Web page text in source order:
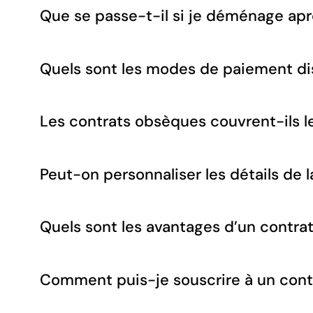
Que se passe-t-il si je déménage
Quels sont les modes de paiement
Les contrats obsèques couvrent-ils
Peut-on personnaliser les détails de
Quels sont les avantages d’un
Comment puis-je souscrire à un